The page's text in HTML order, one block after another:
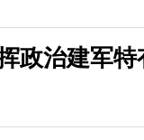
政治建军